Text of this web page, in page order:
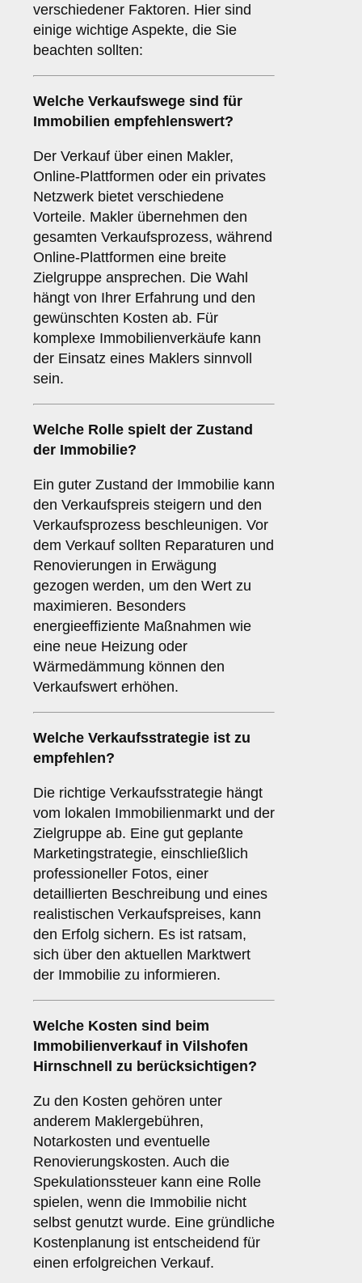
verschiedener Faktoren. Hier sind
einige wichtige Aspekte, die Sie
beachten sollten:
Welche Verkaufswege sind für
Immobilien empfehlenswert?
Der Verkauf über einen Makler,
Online-Plattformen oder ein privates
Netzwerk bietet verschiedene
Vorteile. Makler übernehmen den
gesamten Verkaufsprozess, während
Online-Plattformen eine breite
Zielgruppe ansprechen. Die Wahl
hängt von Ihrer Erfahrung und den
gewünschten Kosten ab. Für
komplexe Immobilienverkäufe kann
der Einsatz eines Maklers sinnvoll
sein.
Welche Rolle spielt der Zustand
der Immobilie?
Ein guter Zustand der Immobilie kann
den Verkaufspreis steigern und den
Verkaufsprozess beschleunigen. Vor
dem Verkauf sollten Reparaturen und
Renovierungen in Erwägung
gezogen werden, um den Wert zu
maximieren. Besonders
energieeffiziente Maßnahmen wie
eine neue Heizung oder
Wärmedämmung können den
Verkaufswert erhöhen.
Welche Verkaufsstrategie ist zu
empfehlen?
Die richtige Verkaufsstrategie hängt
vom lokalen Immobilienmarkt und der
Zielgruppe ab. Eine gut geplante
Marketingstrategie, einschließlich
professioneller Fotos, einer
detaillierten Beschreibung und eines
realistischen Verkaufspreises, kann
den Erfolg sichern. Es ist ratsam,
sich über den aktuellen Marktwert
der Immobilie zu informieren.
Welche Kosten sind beim
Immobilienverkauf in Vilshofen
Hirnschnell zu berücksichtigen?
Zu den Kosten gehören unter
anderem Maklergebühren,
Notarkosten und eventuelle
Renovierungskosten. Auch die
Spekulationssteuer kann eine Rolle
spielen, wenn die Immobilie nicht
selbst genutzt wurde. Eine gründliche
Kostenplanung ist entscheidend für
einen erfolgreichen Verkauf.